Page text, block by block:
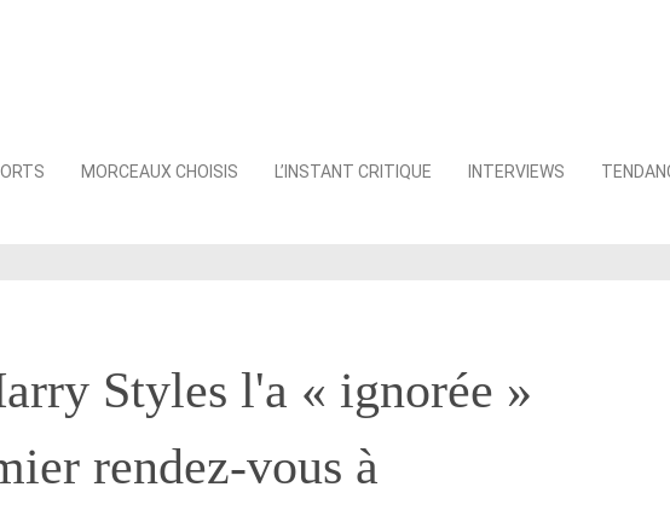
MORCEAUX CHOISIS L’INSTANT CRITIQUE INTERVIEWS
Styles l'a « ignorée »
rendez-vous à